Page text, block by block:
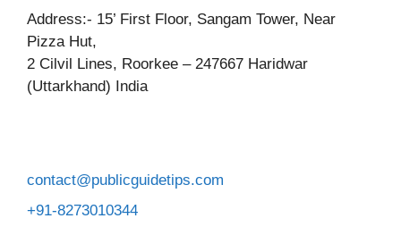
Address:- 15’ First Floor, Sangam Tower, Near
Pizza Hut,
2 Cilvil Lines, Roorkee – 247667 Haridwar
(Uttarkhand) India
contact@publicguidetips.com
+91-8273010344